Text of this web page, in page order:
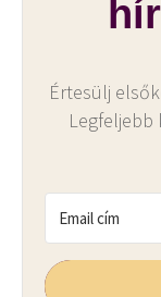
Értesülj